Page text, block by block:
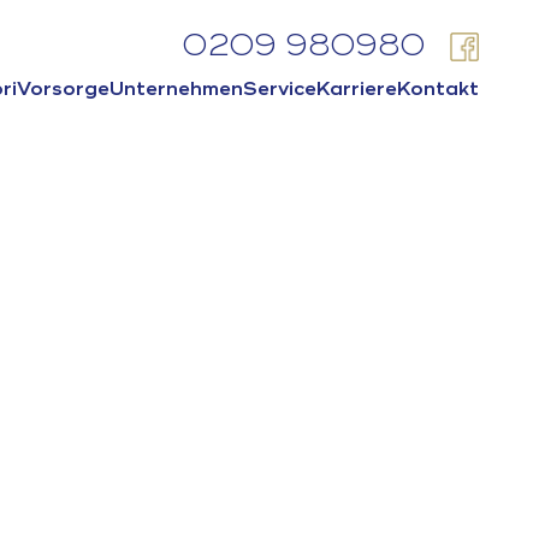
0209 980980
VorsorgeUnternehmenServiceKarriereKontakt